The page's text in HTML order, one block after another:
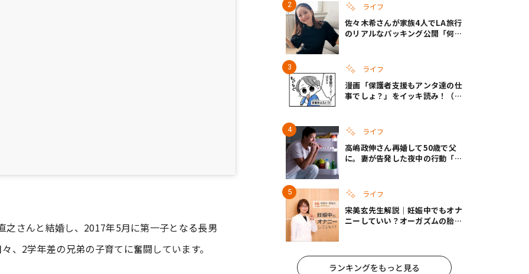
さんと結婚し、2017年5月に第一子となる長男
、2学年差の兄弟の子育てに奮闘しています。
ライフ
佐々木希さんが家族4人でLA旅行
のリアルなパッキング公開「何が
ライフ
漫画「保護者支援もアンタ達の仕
事でしょ？」をイッキ読み！（右
ライフ
高嶋政伸さん再婚して50歳で父
に。妻が告発した夜中の行動「こ
ライフ
宋美玄先生解説｜妊娠中でもオナ
ニーしていい？オーガズムの胎児
ランキングをもっと見る